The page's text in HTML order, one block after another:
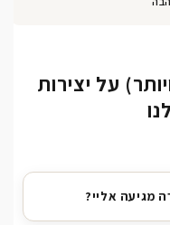
על יצירות
מגיעה אליי?